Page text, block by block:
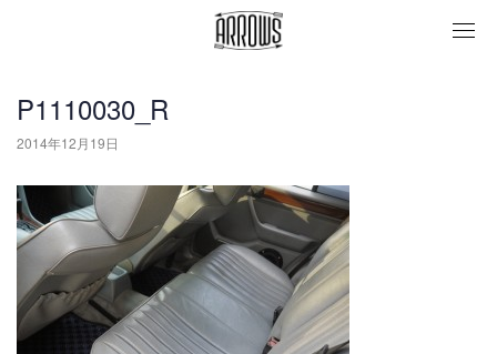
P1110030_R
2014年12月19日